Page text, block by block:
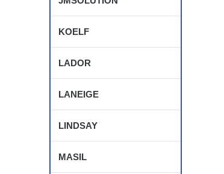
KOELF
LADOR
LANEIGE
LINDSAY
MASIL